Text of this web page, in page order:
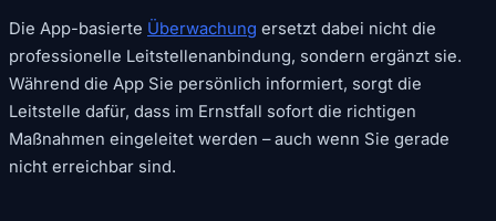
Die App-basierte Überwachung ersetzt dabei nicht die
professionelle Leitstellenanbindung, sondern ergänzt sie.
Während die App Sie persönlich informiert, sorgt die
Leitstelle dafür, dass im Ernstfall sofort die richtigen
Maßnahmen eingeleitet werden – auch wenn Sie gerade
nicht erreichbar sind.